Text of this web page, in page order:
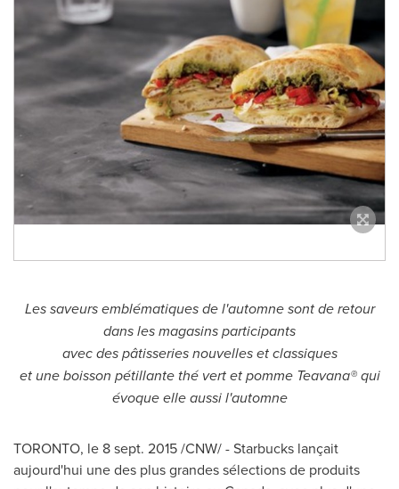
Les saveurs emblématiques de l'automne sont de retour
dans les magasins participants
avec des pâtisseries nouvelles et classiques
et une boisson pétillante thé vert et pomme Teavana® qui
évoque elle aussi l'automne
TORONTO, le 8 sept. 2015/CNW/ - Starbucks lançait
aujourd'hui une des plus grandes sélections de produits